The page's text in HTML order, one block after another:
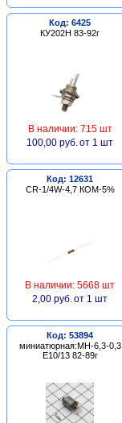
Код: 6425
КУ202Н 83-92г
В наличии: 715 шт
100,00 руб. от 1 шт
Код: 12631
CR-1/4W-4,7 КОМ-5%
В наличии: 5668 шт
2,00 руб. от 1 шт
Код: 53894
миниатюрная:МН-6,3-0,3
Е10/13 82-89г